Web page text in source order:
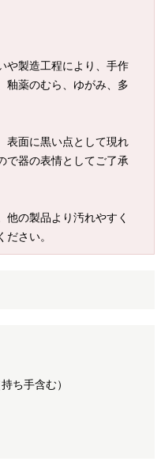
や製造工程により、手作
釉薬のむら、ゆがみ、多
表面に黒い点として現れ
で器の表情としてご了承
の製品より汚れやすく
さい。
ち手含む）